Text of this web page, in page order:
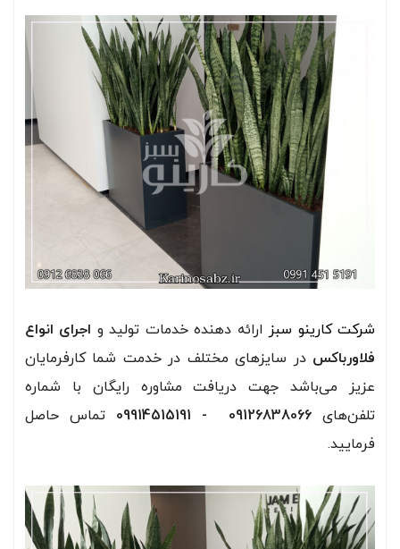
شرکت کارینو سبز ارائه دهنده خدمات تولید و اجرای انواع
فلاورباکس در سایزهای مختلف در خدمت شما کارفرمایان
عزیز می‌باشد جهت دریافت مشاوره رایگان با شماره
تلفن‌های 09126838066 - 09914515191
تماس حاصل
فرمایید.